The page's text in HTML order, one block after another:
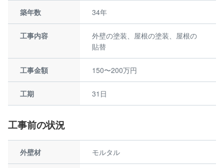
築年数 34年
工事内容
外壁の塗装、屋根の塗装、屋根の
貼替
工事金額 150〜200万円
工期 31日
工事前の状況
外壁材 モルタル